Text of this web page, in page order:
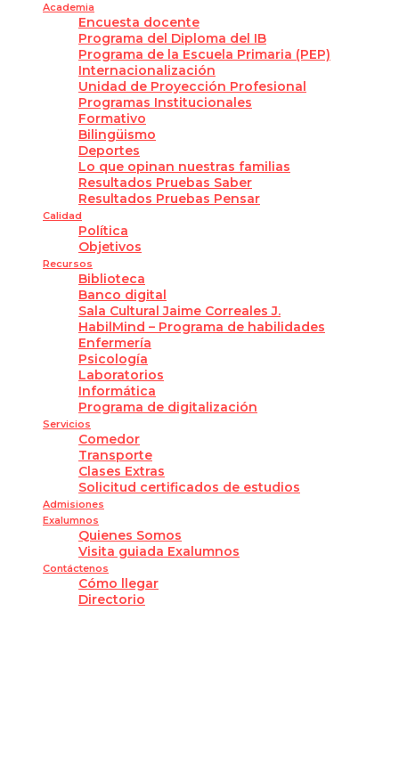
Academia
Encuesta docente
Programa del Diploma del IB
Programa de la Escuela Primaria (PEP)
Internacionalización
Unidad de Proyección Profesional
Programas Institucionales
Formativo
Bilingüismo
Deportes
Lo que opinan nuestras familias
Resultados Pruebas Saber
Resultados Pruebas Pensar
Calidad
Política
Objetivos
Recursos
Biblioteca
Banco digital
Sala Cultural Jaime Correales J.
HabilMind – Programa de habilidades
Enfermería
Psicología
Laboratorios
Informática
Programa de digitalización
Servicios
Comedor
Transporte
Clases Extras
Solicitud certificados de estudios
Admisiones
Exalumnos
Quienes Somos
Visita guiada Exalumnos
Contáctenos
Cómo llegar
Directorio